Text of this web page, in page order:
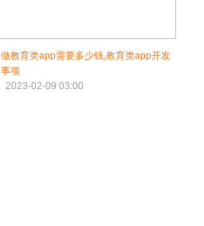
做教育类app需要多少钱,教育类app开发
事项
2023-02-09 03:00